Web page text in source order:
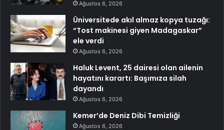
Ağustos 6, 2026
Üniversitede akıl almaz kopya tuzağı:
“Tost makinesi giyen Madagaskar”
ele verdi
Ağustos 6, 2026
Haluk Levent, 25 dairesi olan ailenin
hayatını karartı: Başımıza silah
dayandı
Ağustos 6, 2026
Kemer’de Deniz Dibi Temizliği
Ağustos 6, 2026